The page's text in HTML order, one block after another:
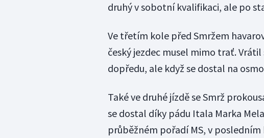
druhý v sobotní kvalifikaci, ale po
Ve třetím kole před Smržem
český jezdec musel mimo trať.
dopředu, ale když se dostal na
Také ve druhé jízdě se Smrž
se dostal díky pádu Itala Marka
průběžném pořadí MS, v